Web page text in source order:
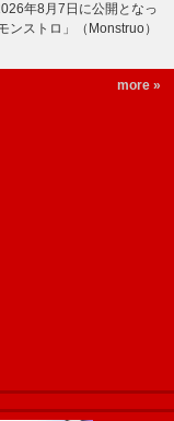
年8月7日に公開となっ
ストロ」（Monstruo）
more »